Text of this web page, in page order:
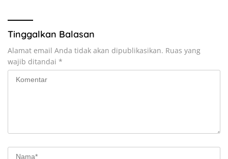
Tinggalkan Balasan
Alamat email Anda tidak akan dipublikasikan. Ruas yang
wajib ditandai *